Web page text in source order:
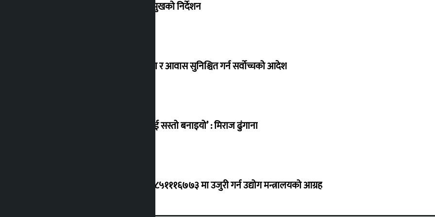
संसद् बैठकमा कालो चस्मा नलगाउन सभामुखको निर्देशन
विस्थापित सुकुम्वासी बालबालिकाको शिक्षा र आवास सुनिश्चित गर्न सर्वोच्चको आदेश
‘सानो घटनामा पनि सडकमा उतारेर सेनालाई सस्तो बनाइयो’ : मिराज ढुंगाना
ग्यासको कृत्रिम अभाव र कालोबजारी भए ९८५१११६७७३ मा उजुरी गर्न उद्योग मन्त्रालयको आग्रह